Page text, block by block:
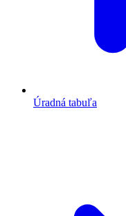
Úradná tabuľa